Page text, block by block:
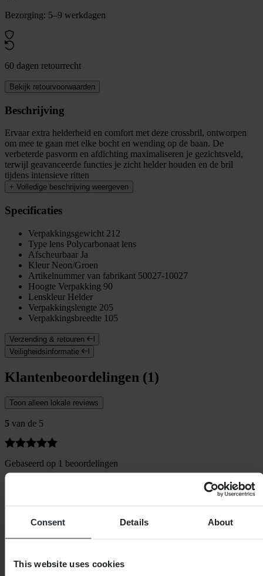
Consent Details About
This website uses cookies
Bezorging: 5–9 werkdagen
60 dagen retourrecht
Bekijk retourvoorwaarden
Beschrijving
Ervaar extra helderheid en comfort met deze crossbril, ontworpen
om mee te gaan met elke bocht en wending op de baan. De
verbeterde pasvorm en afdichting maximaliseren je gezichtsveld,
terwijl geavanceerde functies je zicht helder houden en de bril
tijdens intensieve ritten
+ Volledige beschrijving weergeven
Specificaties
Verpakkingsgewicht 212
Type lens Polycarbonaat lens
Afscheurbaar Ja
Kleur Neon/Groen
Artikelnummer van fabrikant 50027-10027
Hoogte Verpakking 90
Lenskleur Helder
Verpakkingslengte 205
Verpakkingsbreedte 105
Verzending & retouren
Veiligheidsinformatie
Klantenbeoordelingen (1)
Toon alleen lokale reviews
5 van de 5
Gebaseerd op 1 beoordelingen
3
0
1